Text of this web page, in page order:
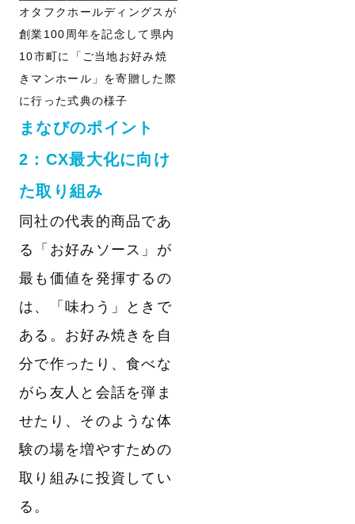
オタフクホールディングスが
創業100周年を記念して県内
10市町に「ご当地お好み焼
きマンホール」を寄贈した際
に行った式典の様子
まなびのポイント
2：CX最大化に向け
た取り組み
同社の代表的商品であ
る「お好みソース」が
最も価値を発揮するの
は、「味わう」ときで
ある。お好み焼きを自
分で作ったり、食べな
がら友人と会話を弾ま
せたり、そのような体
験の場を増やすための
取り組みに投資してい
る。